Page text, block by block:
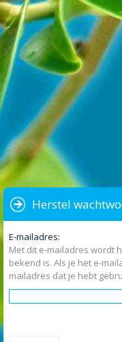
Herstel
E-mailadres:
Met dit e-mailadres wordt
bekend is. Als je het e-
mailadres dat je hebt